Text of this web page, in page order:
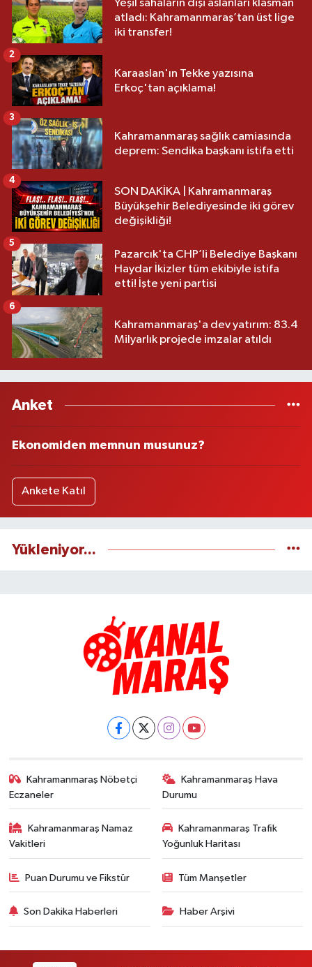
Yeşil sahaların dişi aslanları klasman
atladı: Kahramanmaraş’tan üst lige
iki transfer!
Karaaslan'ın Tekke yazısına
Erkoç'tan açıklama!
2
Kahramanmaraş sağlık camiasında
deprem: Sendika başkanı istifa etti
3
SON DAKİKA | Kahramanmaraş
Büyükşehir Belediyesinde iki görev
değişikliği!
4
Pazarcık'ta CHP’li Belediye Başkanı
Haydar İkizler tüm ekibiyle istifa
etti! İşte yeni partisi
5
Kahramanmaraş'a dev yatırım: 83.4
Milyarlık projede imzalar atıldı
6
Anket
Ekonomiden memnun musunuz?
Ankete Katıl
Yükleniyor...
Kahramanmaraş Nöbetçi
Eczaneler
Kahramanmaraş Hava
Durumu
Kahramanmaraş Namaz
Vakitleri
Kahramanmaraş Trafik
Yoğunluk Haritası
Puan Durumu ve Fikstür Tüm Manşetler
Son Dakika Haberleri Haber Arşivi